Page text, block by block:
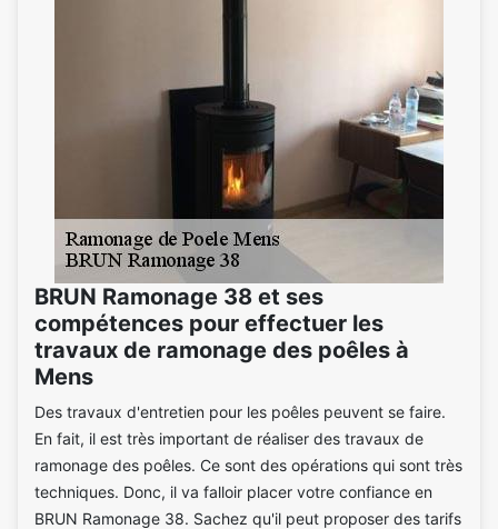
BRUN Ramonage 38 et ses
compétences pour effectuer les
travaux de ramonage des poêles à
Mens
Des travaux d'entretien pour les poêles peuvent se faire.
En fait, il est très important de réaliser des travaux de
ramonage des poêles. Ce sont des opérations qui sont très
techniques. Donc, il va falloir placer votre confiance en
BRUN Ramonage 38. Sachez qu'il peut proposer des tarifs